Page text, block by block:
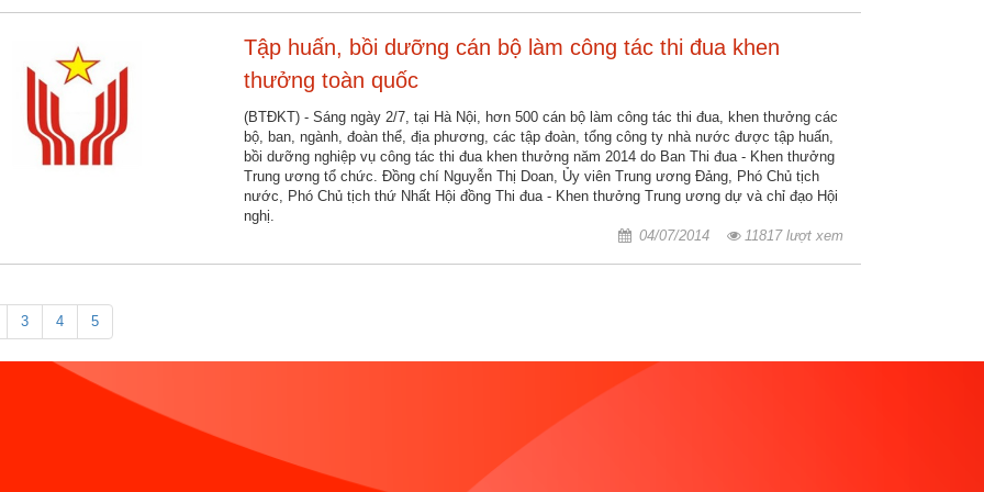
Tập huấn, bồi dưỡng cán bộ làm công tác thi đua khen
thưởng toàn quốc
(BTĐKT) - Sáng ngày 2/7, tại Hà Nội, hơn 500 cán bộ làm công tác thi đua, khen thưởng các
bộ, ban, ngành, đoàn thể, địa phương, các tập đoàn, tổng công ty nhà nước được tập huấn,
bồi dưỡng nghiệp vụ công tác thi đua khen thưởng năm 2014 do Ban Thi đua - Khen thưởng
Trung ương tổ chức. Đồng chí Nguyễn Thị Doan, Ủy viên Trung ương Đảng, Phó Chủ tịch
nước, Phó Chủ tịch thứ Nhất Hội đồng Thi đua - Khen thưởng Trung ương dự và chỉ đạo Hội
nghị.
04/07/2014
11817 lượt xem
3 4 5